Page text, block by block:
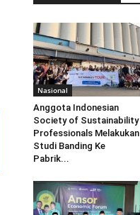
Nasional
Anggota Indonesian
Society of Sustainability
Professionals Melakukan
Studi Banding Ke
Pabrik...